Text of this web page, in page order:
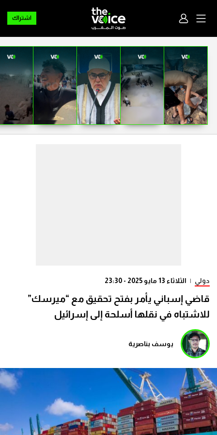
اشتراك
دولي | الثلاثاء 13 مايو 2025 - 23:30
قاضي إسباني يأمر بفتح تحقيق مع “ميرسك”
للاشتباه في نقلها أسلحة إلى إسرائيل
يوسف بناصرية